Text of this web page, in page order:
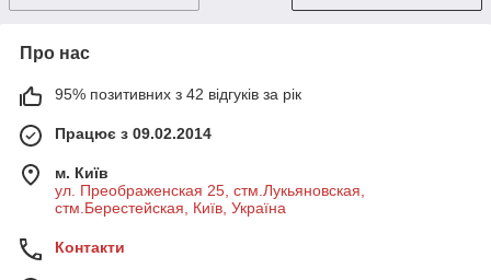
Про нас
95% позитивних з 42 відгуків за рік
Працює з 09.02.2014
м. Київ
ул. Преображенская 25, стм.Лукьяновская,
стм.Берестейская, Київ, Україна
Контакти